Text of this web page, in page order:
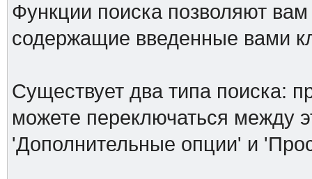
Функции поиска позволяют
содержащие введенные вами
Существует два типа поиска:
можете переключаться между
'Дополнительные опции' и